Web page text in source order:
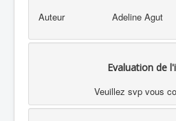
Auteur
Adeline Agut
Evaluation de
Veuillez svp vous